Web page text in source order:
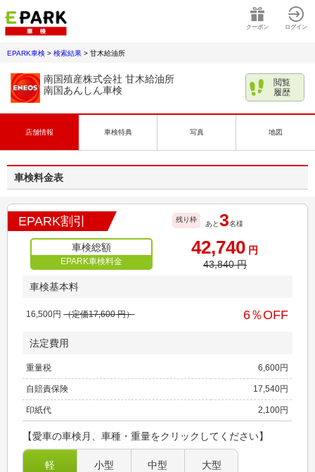
クーポン ログイン
EPARK車検 > 検索結果 > 甘木給油所
南国殖産株式会社 甘木給油所
南国あんしん車検
閲覧
履歴
店舗情報 車検特典 写真 地図
車検料金表
EPARK割引 残り枠
あと3名様
車検総額
EPARK車検料金
42,740 円
43,840円
車検基本料
16,500円 （定価17,600円） 6％OFF
法定費用
重量税 6,600円
自賠責保険 17,540円
印紙代 2,100円
【愛車の車検月、車種・重量をクリックしてください】
軽
小型
中型
大型